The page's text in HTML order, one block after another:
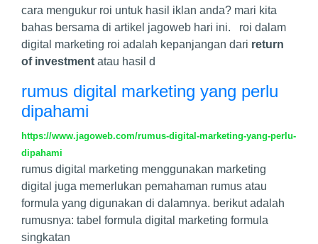
cara mengukur roi untuk hasil iklan anda? mari kita
bahas bersama di artikel jagoweb hari ini. roi dalam
digital marketing roi adalah kepanjangan dari return
of investment atau hasil d
rumus digital marketing yang perlu
dipahami
https://www.jagoweb.com/rumus-digital-marketing-yang-perlu-
dipahami
rumus digital marketing menggunakan marketing
digital juga memerlukan pemahaman rumus atau
formula yang digunakan di dalamnya. berikut adalah
rumusnya: tabel formula digital marketing formula
singkatan